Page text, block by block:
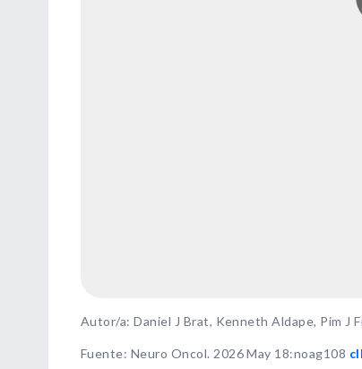
Autor/a: Daniel J Brat, Kenneth Aldape, Pim J
Fuente: Neuro Oncol. 2026 May 18:noag108